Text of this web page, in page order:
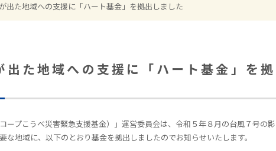
出た地域への支援に「ハート基金」を拠出しました
出た地域への支援に「ハート基金」を拠
ープこうべ災害緊急支援基金）」運営委員会は、令和５年８月の台風７号の影
な地域に、以下のとおり基金を拠出しましたのでお知らせいたします。